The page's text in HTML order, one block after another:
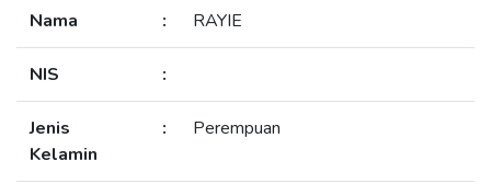
Nama : RAYIE
NIS :
Jenis
Kelamin
: Perempuan